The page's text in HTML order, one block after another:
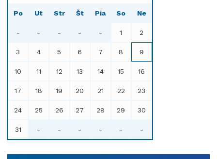
Po Ut Str Št Pia So Ne
- - - - - 1 2
3 4 5 6 7 8 9
10 11 12 13 14 15 16
17 18 19 20 21 22 23
24 25 26 27 28 29 30
31 - - - - - -